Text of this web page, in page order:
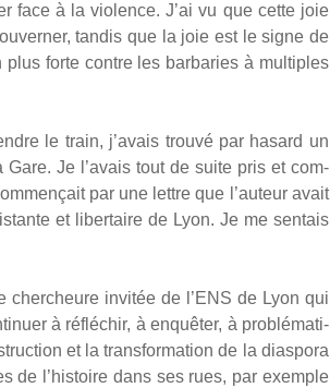
face à la vio­lence. J’ai vu que cette joie
tan­dis que la joie est le signe de
plus forte contre les bar­ba­ries à mul­tiples
le train, j’avais trou­vé par hasard un
Je l’avais tout de suite pris et com­
par une lettre que l’auteur avait
et liber­taire de Lyon. Je me sen­tais
cher­cheure invi­tée de l’ENS de Lyon qui
à réflé­chir, à enquê­ter, à pro­blé­ma­ti­
et la trans­for­ma­tion de la dia­spo­ra
de l’histoire dans ses rues, par exemple